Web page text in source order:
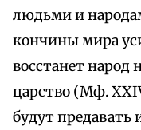
людьми и
кончины мира
восстанет народ
царство (Мф.
будут предавать